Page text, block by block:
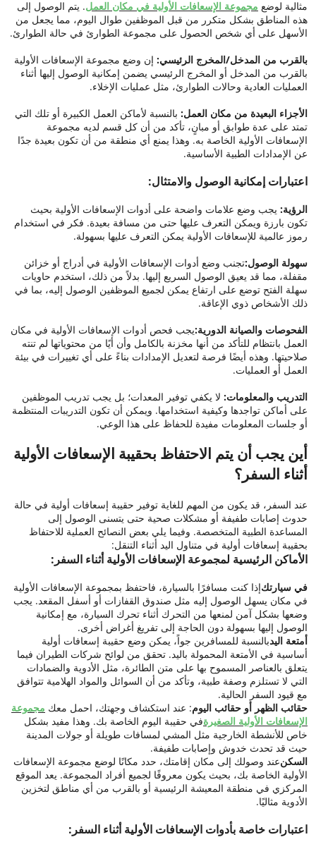
مثالية لوضع مجموعة الإسعافات الأولية في مكان العمل. يتم الوصول إلى
هذه المناطق بشكل متكرر من قبل الموظفين طوال اليوم، مما يجعل من
الأسهل على أي شخص الحصول على مجموعة الطوارئ في حالة الطوارئ.
بالقرب من المدخل/المخرج الرئيسي: إن وضع مجموعة الإسعافات الأولية
بالقرب من المدخل أو المخرج الرئيسي يضمن إمكانية الوصول إليها أثناء
العمليات العادية وحالات الطوارئ، مثل عمليات الإخلاء.
الأجزاء البعيدة من مكان العمل: بالنسبة لأماكن العمل الكبيرة أو تلك التي
تمتد على عدة طوابق أو مبانٍ، تأكد من أن كل قسم لديه مجموعة
الإسعافات الأولية الخاصة به. وهذا يمنع أي منطقة من أن تكون بعيدة جدًا
عن الإمدادات الطبية الأساسية.
اعتبارات إمكانية الوصول والامتثال:
الرؤية: يجب وضع علامات واضحة على أدوات الإسعافات الأولية بحيث
تكون بارزة ويمكن التعرف عليها حتى من مسافة بعيدة. فكر في استخدام
رموز عالمية للإسعافات الأولية يمكن التعرف عليها بسهولة.
سهولة الوصول:تجنب وضع أدوات الإسعافات الأولية في أدراج أو خزائن
مقفلة، مما قد يعيق الوصول السريع إليها. بدلاً من ذلك، استخدم حاويات
سهلة الفتح توضع على ارتفاع يمكن لجميع الموظفين الوصول إليه، بما في
ذلك الأشخاص ذوي الإعاقة.
الفحوصات والصيانة الدورية:يجب فحص أدوات الإسعافات الأولية في مكان
العمل بانتظام للتأكد من أنها مخزنة بالكامل وأن أيًا من محتوياتها لم تنته
صلاحيتها. وهذه أيضًا فرصة لتعديل الإمدادات بناءً على أي تغييرات في بيئة
العمل أو العمليات.
التدريب والمعلومات: لا يكفي توفير المعدات؛ بل يجب تدريب الموظفين
على أماكن تواجدها وكيفية استخدامها. ويمكن أن تكون التدريبات المنتظمة
أو جلسات المعلومات مفيدة للحفاظ على هذا الوعي.
أين يجب أن يتم الاحتفاظ بحقيبة الإسعافات الأولية
أثناء السفر؟
عند السفر، قد يكون من المهم للغاية توفير حقيبة إسعافات أولية في حالة
حدوث إصابات طفيفة أو مشكلات صحية حتى يتسنى الوصول إلى
المساعدة الطبية المتخصصة. وفيما يلي بعض النصائح العملية للاحتفاظ
بحقيبة إسعافات أولية في متناول اليد أثناء التنقل:
الأماكن الرئيسية لمجموعة الإسعافات الأولية أثناء السفر:
في سيارتكإذا كنت مسافرًا بالسيارة، فاحتفظ بمجموعة الإسعافات الأولية
في مكان يسهل الوصول إليه مثل صندوق القفازات أو أسفل المقعد. يجب
وضعها بشكل آمن لمنعها من التحرك أثناء تحرك السيارة، مع إمكانية
الوصول إليها بسهولة دون الحاجة إلى تفريغ أغراض أخرى.
أمتعة اليدبالنسبة للمسافرين جواً، يمكن وضع حقيبة إسعافات أولية
أساسية في الأمتعة المحمولة باليد. تحقق من لوائح شركات الطيران فيما
يتعلق بالعناصر المسموح بها على متن الطائرة، مثل الأدوية والضمادات
التي لا تستلزم وصفة طبية، وتأكد من أن السوائل والمواد الهلامية تتوافق
مع قيود السفر الحالية.
حقائب الظهر أو حقائب اليوم: عند استكشاف وجهتك، احمل معك مجموعة
الإسعافات الأولية الصغيرةفي حقيبة اليوم الخاصة بك. وهذا مفيد بشكل
خاص للأنشطة الخارجية مثل المشي لمسافات طويلة أو جولات المدينة
حيث قد تحدث خدوش وإصابات طفيفة.
السكنعند وصولك إلى مكان إقامتك، حدد مكانًا لوضع مجموعة الإسعافات
الأولية الخاصة بك، بحيث يكون معروفًا لجميع أفراد المجموعة. يعد الموقع
المركزي في منطقة المعيشة الرئيسية أو بالقرب من أي مناطق لتخزين
الأدوية مثاليًا.
اعتبارات خاصة بأدوات الإسعافات الأولية أثناء السفر: